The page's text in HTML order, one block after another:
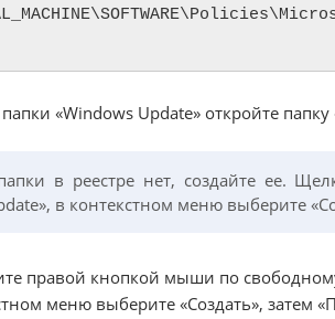
«Windows Update» откройте папку
в реестре нет, создайте ее.
в контекстном меню выберите
правой кнопкой мыши по
меню выберите «Создать», затем